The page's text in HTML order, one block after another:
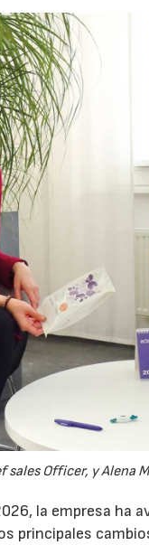
sales Officer, y Alena
la empresa ha
principales